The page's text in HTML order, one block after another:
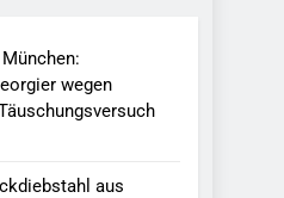
Im
Nimmt
wegen
aus